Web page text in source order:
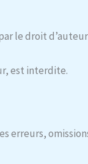
le droit
est interdite.
erreurs,